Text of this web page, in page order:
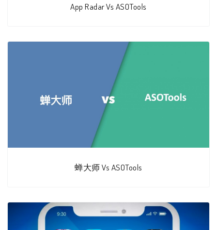
App Radar Vs ASOTools
蝉大师 Vs ASOTools